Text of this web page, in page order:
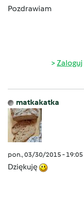
Pozdrawiam
Zaloguj
matkakatka
pon., 03/30/2015 - 19:05
Dziękuję